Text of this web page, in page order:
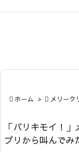
 ホーム >  メリーク
「バリキモイ！
プリから叫んでみ